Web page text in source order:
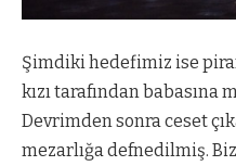
Şimdiki hedefimiz ise
kızı tarafından babasına
Devrimden sonra ceset
mezarlığa defnedilmiş.